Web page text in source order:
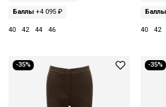
Баллы +4 095 ₽
40 42 44 46
Баллы
40 42
-35% -35%